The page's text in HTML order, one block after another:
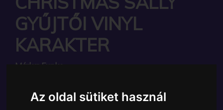
Az oldal sütiket használ
GYŰJTŐI VINYL
KARAKTER
Márka: Funko
Ára:6890 Ft